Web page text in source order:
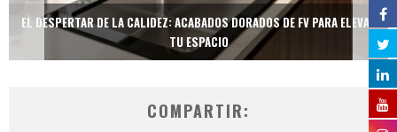
EL DESPERTAR DE LA CALIDEZ: ACABADOS DORADOS DE FV PARA ELEVAR
TU ESPACIO
COMPARTIR: